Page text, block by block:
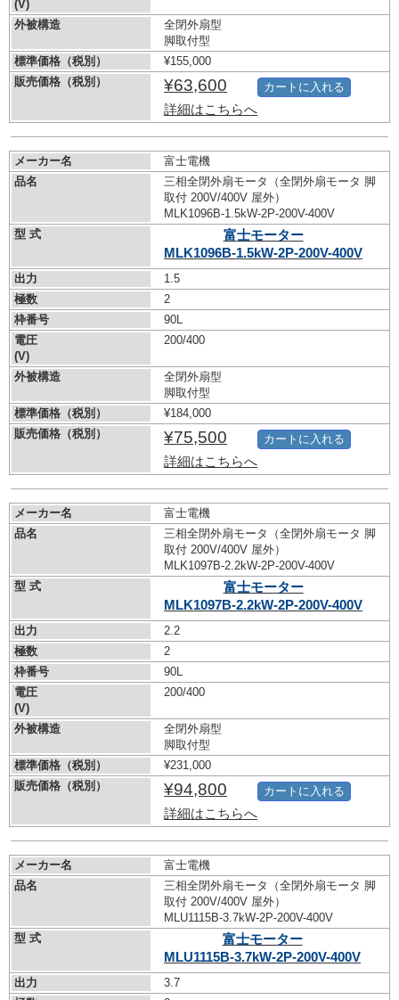
(V)
外被構造
全閉外扇型
脚取付型
標準価格（税別）
¥155,000
販売価格（税別）
¥63,600
詳細はこちらへ
カートに入れる
メーカー名
富士電機
品名
三相全閉外扇モータ（全閉外扇モータ 脚
取付 200V/400V 屋外）
MLK1096B-1.5kW-2P-200V-400V
型 式
富士モーター
MLK1096B-1.5kW-2P-200V-400V
出力
1.5
極数
2
枠番号
90L
電圧
(V)
200/400
外被構造
全閉外扇型
脚取付型
標準価格（税別）
¥184,000
販売価格（税別）
¥75,500
詳細はこちらへ
カートに入れる
メーカー名
富士電機
品名
三相全閉外扇モータ（全閉外扇モータ 脚
取付 200V/400V 屋外）
MLK1097B-2.2kW-2P-200V-400V
型 式
富士モーター
MLK1097B-2.2kW-2P-200V-400V
出力
2.2
極数
2
枠番号
90L
電圧
(V)
200/400
外被構造
全閉外扇型
脚取付型
標準価格（税別）
¥231,000
販売価格（税別）
¥94,800
詳細はこちらへ
カートに入れる
メーカー名
富士電機
品名
三相全閉外扇モータ（全閉外扇モータ 脚
取付 200V/400V 屋外）
MLU1115B-3.7kW-2P-200V-400V
型 式
富士モーター
MLU1115B-3.7kW-2P-200V-400V
出力
3.7